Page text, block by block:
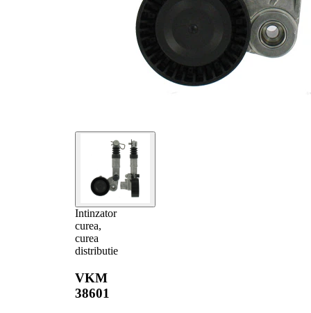
Intinzator
curea,
curea
distributie
VKM
38601